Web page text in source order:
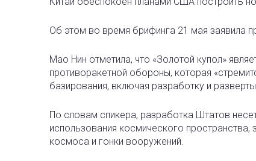
Об этом во время брифинга 21 мая заявила
Мао Нин отметила, что «Золотой купол»
противоракетной обороны, которая
базирования, включая разработку и
По словам спикера, разработка Штатов
использования космического
космоса и гонки вооружений.